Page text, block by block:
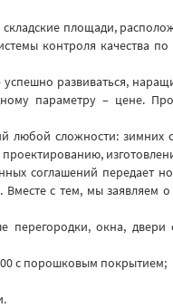
площади,
контроля качества
развиваться,
параметру – цене.
любой сложности:
проектированию,
соглашений
с тем, мы заявляем
перегородки, окна,
с порошковым покрытием;